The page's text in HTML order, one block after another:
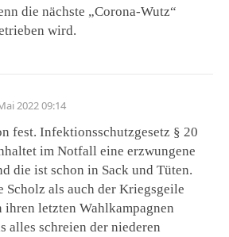
die nächste „Corona-Wutz“
wird.
2022 09:14
fest. Infektionsschutzgesetz § 20
im Notfall eine erzwungene
die ist schon in Sack und Tüten.
Scholz als auch der Kriegsgeile
ihren letzten Wahlkampagnen
alles schreien der niederen